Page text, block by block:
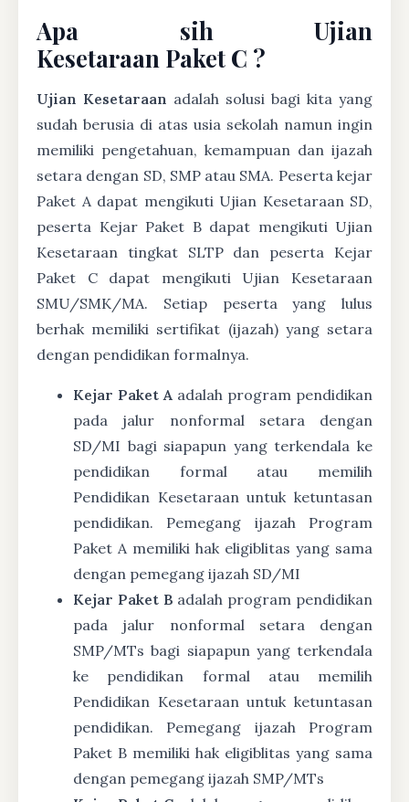
Apa sih Ujian
Kesetaraan Paket C ?
Ujian Kesetaraan adalah solusi bagi kita yang
sudah berusia di atas usia sekolah namun ingin
memiliki pengetahuan, kemampuan dan ijazah
setara dengan SD, SMP atau SMA. Peserta kejar
Paket A dapat mengikuti Ujian Kesetaraan SD,
peserta Kejar Paket B dapat mengikuti Ujian
Kesetaraan tingkat SLTP dan peserta Kejar
Paket C dapat mengikuti Ujian Kesetaraan
SMU/SMK/MA. Setiap peserta yang lulus
berhak memiliki sertifikat (ijazah) yang setara
dengan pendidikan formalnya.
Kejar Paket A adalah program pendidikan
pada jalur nonformal setara dengan
SD/MI bagi siapapun yang terkendala ke
pendidikan formal atau memilih
Pendidikan Kesetaraan untuk ketuntasan
pendidikan. Pemegang ijazah Program
Paket A memiliki hak eligiblitas yang sama
dengan pemegang ijazah SD/MI
Kejar Paket B adalah program pendidikan
pada jalur nonformal setara dengan
SMP/MTs bagi siapapun yang terkendala
ke pendidikan formal atau memilih
Pendidikan Kesetaraan untuk ketuntasan
pendidikan. Pemegang ijazah Program
Paket B memiliki hak eligiblitas yang sama
dengan pemegang ijazah SMP/MTs